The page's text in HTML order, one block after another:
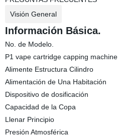
Visión General
Información Básica.
No. de Modelo.
P1 vape cartridge capping machine
Alimente Estructura Cilindro
Alimentación de Una Habitación
Dispositivo de dosificación
Capacidad de la Copa
Llenar Principio
Presión Atmosférica